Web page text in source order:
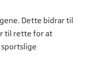
Dette bidrar til
til rette for at